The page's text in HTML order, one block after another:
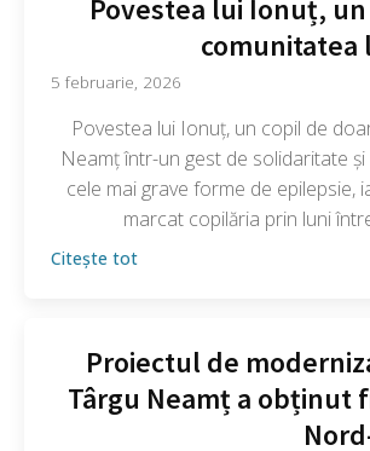
Povestea lui Ionuț,
comunitatea
5 februarie, 2026
Povestea lui Ionuț, un copil de
Neamț într-un gest de solidaritate
cele mai grave forme de epilepsie,
marcat copilăria prin luni
Citește tot
Proiectul de
Târgu Neamț a obținut